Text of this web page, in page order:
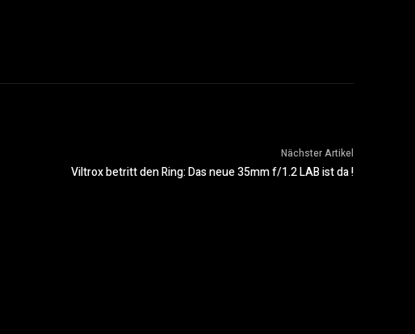
Nächster Artikel
Viltrox betritt den Ring: Das neue 35mm f/1.2 LAB ist da !